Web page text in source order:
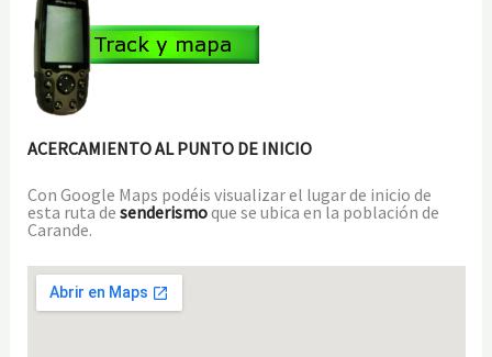
ACERCAMIENTO AL PUNTO DE INICIO
Con Google Maps podéis visualizar el lugar de inicio de
esta ruta de senderismoque se ubica en la población de
Carande.